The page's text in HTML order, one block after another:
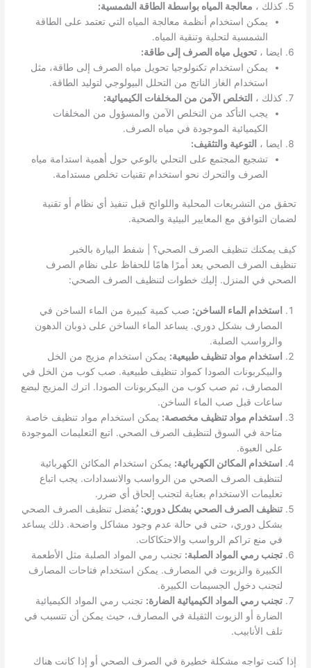
كذلك ، معالجة المياه بواسطة الطاقة الشمسية:
يمكن استخدام أنظمة معالجة المياه التي تعتمد على الطاقة
الشمسية لتحلية وتنقية المياه.
ايضا ،تحويل مياه الصرف إلى طاقة:
يمكن استخدام تكنولوجيا تحويل مياه الصرف إلى طاقة، مثل
استخدام الغاز الناتج من التحلل البيولوجي لتوليد الطاقة.
كذلك ، التخلص الآمن من المخلفات الكيميائية:
يجب التأكد من التخلص الآمن والمسؤول من المخلفات
الكيميائية الموجودة في مياه الصرف.
ايضا ، التوعية والتثقيف:
تشجيع المجتمع على التحلي بالوعي حول أهمية استدامة مياه
الصرف والتحرك نحو استخدام تقنيات تخلص مستدامة.
تحقق من التشريعات المحلية واللوائح قبل تنفيذ أي نظام أو تقنية
لضمان التوافق مع المعايير البيئية والصحية.
كيف يمكنك تنظيف الصرف الصحي؟ | شفط البيارة بالخبر
تنظيف الصرف الصحي يعد أمرًا هامًا للحفاظ على نظام الصرف
الصحي في المنزل. إليك خطوات لتنظيف الصرف الصحي:
استخدام الماء الساخن: صب كمية كبيرة من الماء الساخن في
المصارف بشكل دوري. يساعد الماء الساخن على ذوبان الدهون
والرواسب الصلبة.
استخدام مواد تنظيف طبيعية: يمكن استخدام مزيج من الخل
والبيكربونات الصودا كمواد تنظيف طبيعية. صب كوب من الخل في
المصارف، ثم صب كوب من البيكربونات الصودا. اترك المزيج لبضع
ساعات قبل صب الماء الساخن.
استخدام مواد تنظيف مخصصة: يمكن استخدام مواد تنظيف خاصة
متاحة في السوق لتنظيف الصرف الصحي. اتبع التعليمات الموجودة
على العبوة.
استخدام المكائن الكهربائية: يمكن استخدام المكائن الكهربائية
لتنظيف الصرف الصحي من الرواسب والانسدادات. يجب اتباع
تعليمات الاستخدام بعناية لتجنب إلحاق أي ضرر.
تنظيف الصرف الصحي بشكل دوري: يُفضل تنظيف الصرف الصحي
بشكل دوري، حتى في حالة عدم وجود مشاكل واضحة. ذلك يساعد
في منع تراكم الرواسب والاحتكاكات.
تجنب رمي المواد الصلبة: تجنب رمي المواد الصلبة مثل الأطعمة
الكبيرة والزيوت في المصارف. يمكن استخدام فتاحات المصارف
لتجنب دخول الجسيمات الكبيرة.
تجنب رمي المواد الكيميائية الضارة: تجنب رمي المواد الكيميائية
الضارة أو الزيوت الثقيلة في المصارف، حيث يمكن أن تتسبب في
تلف الأنابيب.
إذا كنت تواجه مشكلة خطيرة في الصرف الصحي أو إذا كانت هناك